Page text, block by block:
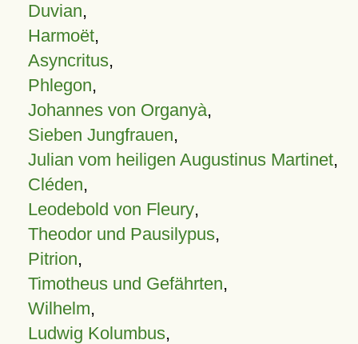
Duvian,
Harmoët,
Asyncritus,
Phlegon,
Johannes von Organyà,
Sieben Jungfrauen,
Julian vom heiligen Augustinus Martinet,
Cléden,
Leodebold von Fleury,
Theodor und Pausilypus,
Pitrion,
Timotheus und Gefährten,
Wilhelm,
Ludwig Kolumbus,